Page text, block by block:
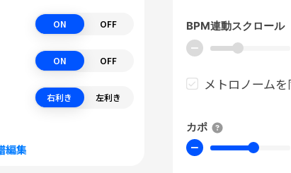
ON OFF
ON OFF
右利き 左利き
編集
BPM連動スクロール
ー
メトロノーム
カポ
ー